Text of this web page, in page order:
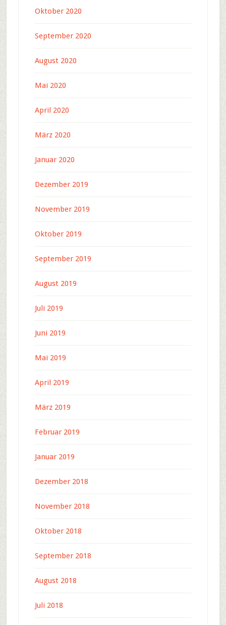
Oktober 2020
September 2020
August 2020
Mai 2020
April 2020
März 2020
Januar 2020
Dezember 2019
November 2019
Oktober 2019
September 2019
August 2019
Juli 2019
Juni 2019
Mai 2019
April 2019
März 2019
Februar 2019
Januar 2019
Dezember 2018
November 2018
Oktober 2018
September 2018
August 2018
Juli 2018